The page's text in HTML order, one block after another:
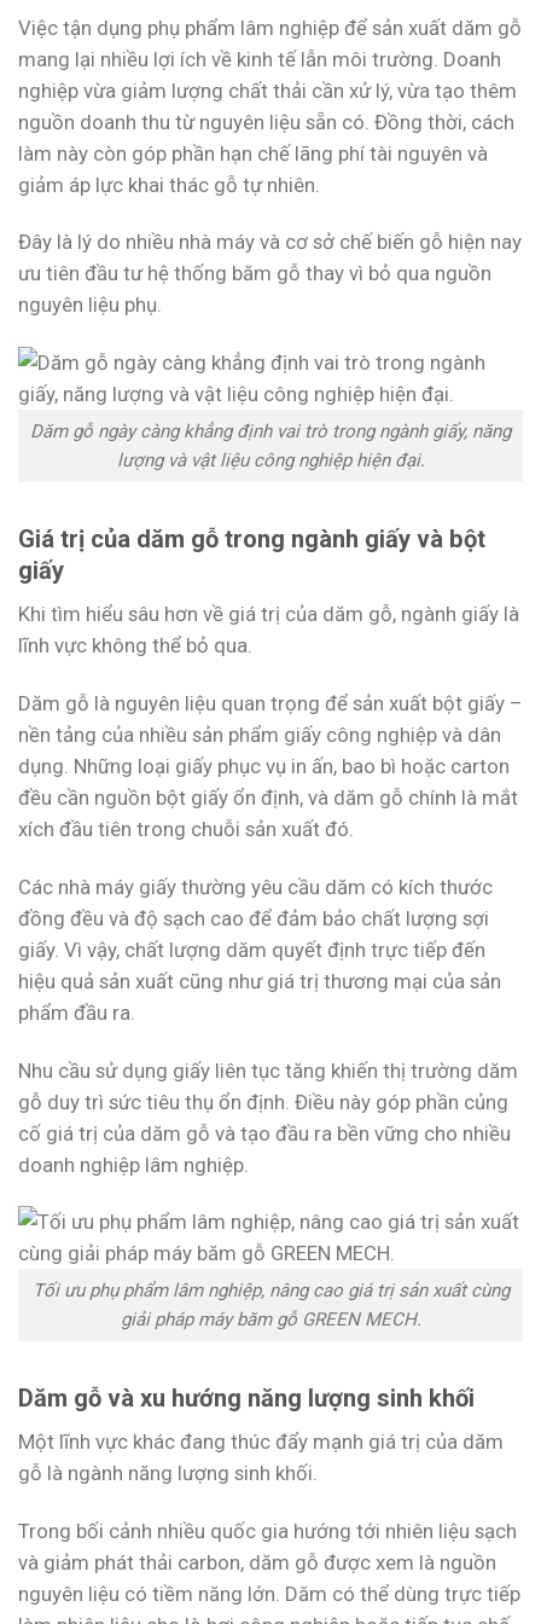
Việc tận dụng phụ phẩm lâm nghiệp để sản xuất dăm gỗ
mang lại nhiều lợi ích về kinh tế lẫn môi trường. Doanh
nghiệp vừa giảm lượng chất thải cần xử lý, vừa tạo thêm
nguồn doanh thu từ nguyên liệu sẵn có. Đồng thời, cách
làm này còn góp phần hạn chế lãng phí tài nguyên và
giảm áp lực khai thác gỗ tự nhiên.
Đây là lý do nhiều nhà máy và cơ sở chế biến gỗ hiện nay
ưu tiên đầu tư hệ thống băm gỗ thay vì bỏ qua nguồn
nguyên liệu phụ.
Dăm gỗ ngày càng khẳng định vai trò trong ngành giấy, năng
lượng và vật liệu công nghiệp hiện đại.
Giá trị của dăm gỗ trong ngành giấy và bột
giấy
Khi tìm hiểu sâu hơn về giá trị của dăm gỗ, ngành giấy là
lĩnh vực không thể bỏ qua.
Dăm gỗ là nguyên liệu quan trọng để sản xuất bột giấy –
nền tảng của nhiều sản phẩm giấy công nghiệp và dân
dụng. Những loại giấy phục vụ in ấn, bao bì hoặc carton
đều cần nguồn bột giấy ổn định, và dăm gỗ chính là mắt
xích đầu tiên trong chuỗi sản xuất đó.
Các nhà máy giấy thường yêu cầu dăm có kích thước
đồng đều và độ sạch cao để đảm bảo chất lượng sợi
giấy. Vì vậy, chất lượng dăm quyết định trực tiếp đến
hiệu quả sản xuất cũng như giá trị thương mại của sản
phẩm đầu ra.
Nhu cầu sử dụng giấy liên tục tăng khiến thị trường dăm
gỗ duy trì sức tiêu thụ ổn định. Điều này góp phần củng
cố giá trị của dăm gỗ và tạo đầu ra bền vững cho nhiều
doanh nghiệp lâm nghiệp.
Tối ưu phụ phẩm lâm nghiệp, nâng cao giá trị sản xuất cùng
giải pháp máy băm gỗ GREEN MECH.
Dăm gỗ và xu hướng năng lượng sinh khối
Một lĩnh vực khác đang thúc đẩy mạnh giá trị của dăm
gỗ là ngành năng lượng sinh khối.
Trong bối cảnh nhiều quốc gia hướng tới nhiên liệu sạch
và giảm phát thải carbon, dăm gỗ được xem là nguồn
nguyên liệu có tiềm năng lớn. Dăm có thể dùng trực tiếp